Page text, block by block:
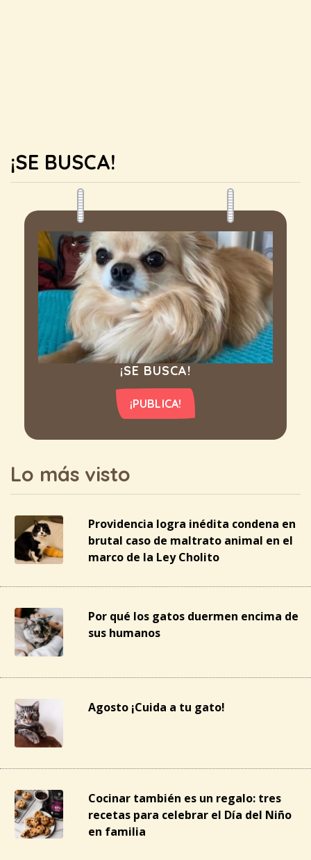
¡SE BUSCA!
¡SE BUSCA!
¡PUBLICA!
Lo más visto
Providencia logra inédita condena en
brutal caso de maltrato animal en el
marco de la Ley Cholito
Por qué los gatos duermen encima de
sus humanos
Agosto ¡Cuida a tu gato!
Cocinar también es un regalo: tres
recetas para celebrar el Día del Niño
en familia